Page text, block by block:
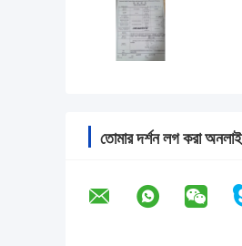
তোমার দর্শন লগ করা